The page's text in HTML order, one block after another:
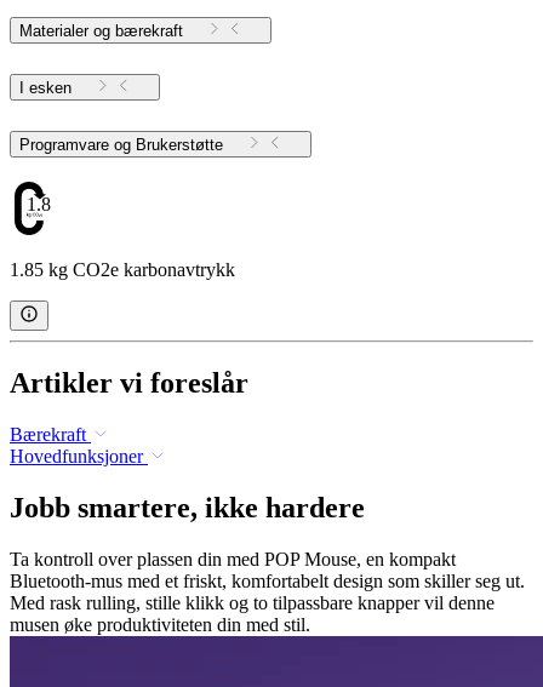
Materialer og bærekraft
I esken
Programvare og Brukerstøtte
1.85
1.85 kg CO2e karbonavtrykk
Artikler vi foreslår
Bærekraft
Hovedfunksjoner
Jobb smartere, ikke hardere
Ta kontroll over plassen din med POP Mouse, en kompakt
Bluetooth-mus med et friskt, komfortabelt design som skiller seg ut.
Med rask rulling, stille klikk og to tilpassbare knapper vil denne
musen øke produktiviteten din med stil.